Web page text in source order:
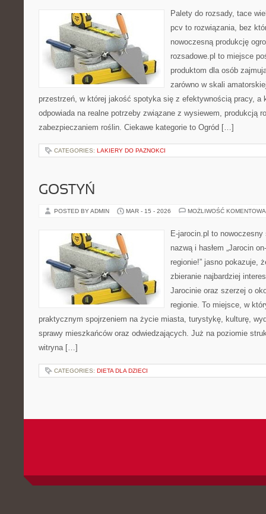
Palety do rozsady, tace
pcv to rozwiązania, bez
nowoczesną produkcję
rozsadowe.pl to miejsce
produktom dla osób
zarówno w skali
przestrzeń, w której jakość spotyka się z efektywnością pracy, a
odpowiada na realne potrzeby związane z wysiewem, produkcją
zabezpieczaniem roślin. Ciekawe kategorie to Ogród […]
CATEGORIES: LAKIERY DO PAZNOKCI
GOSTYŃ
POSTED BY ADMIN MAR - 15 - 2026 MOŻLIWOŚĆ
E-jarocin.pl to
nazwą i hasłem „Jarocin
regionie!” jasno pokazuje,
zbieranie najbardziej
Jarocinie oraz szerzej o
regionie. To miejsce, w
praktycznym spojrzeniem na życie miasta, turystykę, kulturę,
sprawy mieszkańców oraz odwiedzających. Już na poziomie
witryna […]
CATEGORIES: DIETA DLA DZIECI